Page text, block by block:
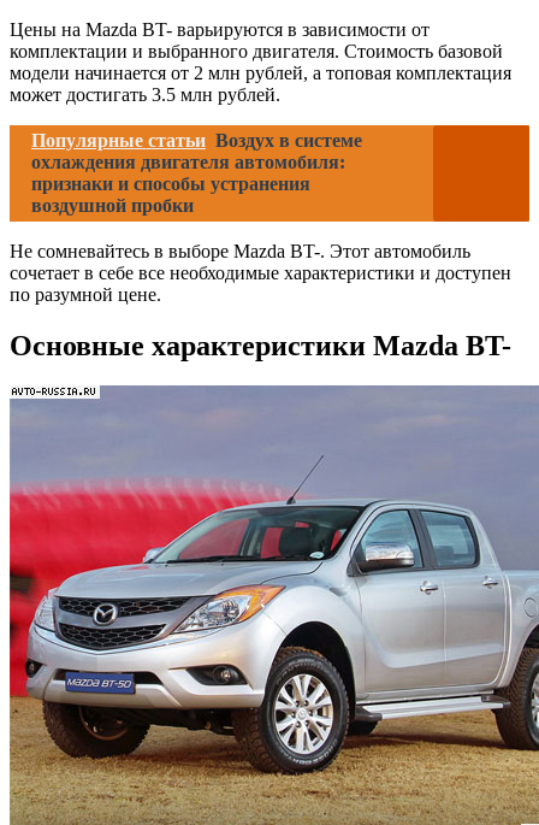
Цены на Mazda BT- варьируются в зависимости от
комплектации и выбранного двигателя. Стоимость базовой
модели начинается от 2 млн рублей, а топовая комплектация
может достигать 3.5 млн рублей.
Популярные статьи Воздух в системе
охлаждения двигателя автомобиля:
признаки и способы устранения
воздушной пробки
Не сомневайтесь в выборе Mazda BT-. Этот автомобиль
сочетает в себе все необходимые характеристики и доступен
по разумной цене.
Основные характеристики Mazda BT-